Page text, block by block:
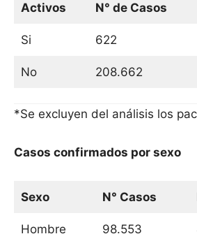
Activos N° de Casos
Si 622
No 208.662
*Se excluyen del análisis los
Casos confirmados por sexo
Sexo N° Casos
Hombre 98.553